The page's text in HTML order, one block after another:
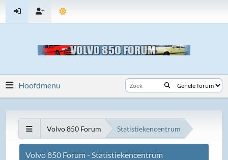
Hoofdmenu
Volvo 850 Forum Statistiekencentrum
Volvo 850 Forum - Statistiekencentrum